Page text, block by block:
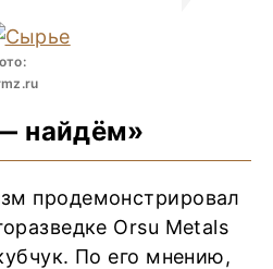
найдём»
продемонстрировал
Orsu Metals
По его мнению,